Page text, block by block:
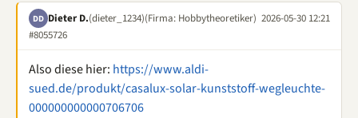
DD Dieter D.(dieter_1234)(Firma: Hobbytheoretiker) 2026-05-30 12:21
#8055726
Also diese hier: https://www.aldi-
sued.de/produkt/casalux-solar-kunststoff-wegleuchte-
000000000000706706